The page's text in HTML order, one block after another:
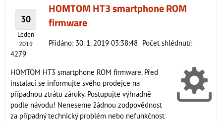
30
Leden
2019
HOMTOM HT3 smartphone ROM
firmware
Přidáno: 30. 1. 2019 03:38:48 Počet shlédnutí:
4279
HOMTOM HT3 smartphone ROM firmware. Před
instalací se informujte svého prodejce na
případnou ztrátu záruky. Postupujte výhradně
podle návodu! Neneseme žádnou zodpovědnost
za případný technický problém nebo nefunkčnost